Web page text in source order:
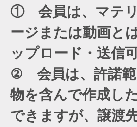
① 会員は、マテリ
ージまたは動画と
ップロード・送信
② 会員は、許諾範
物を含んで作成し
できますが、譲渡